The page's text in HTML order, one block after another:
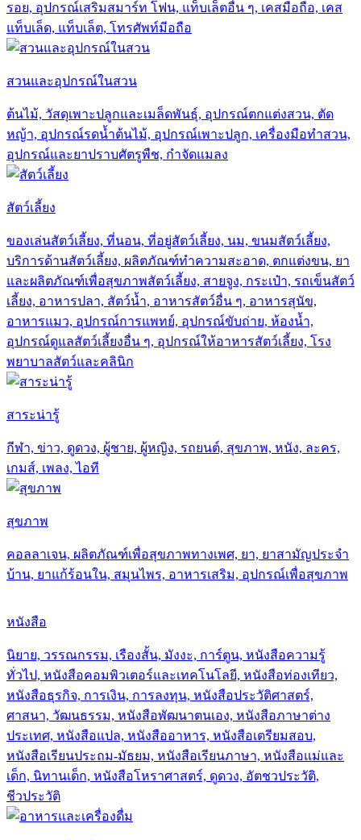
รอย, อุปกรณ์เสริมสมาร์ท โฟน, แท็บเล็ตอื่น ๆ, เคสมือถือ, เคส
แท็บเล็ด, แท็บเล็ต, โทรศัพท์มีอถือ
สวนและอุปกรณ์ในสวน
ต้นไม้, วัสดุเพาะปลูกและเมล็ดพันธุ์, อุปกรณ์ตกแต่งสวน, ตัด
หญ้า, อุปกรณ์รดน้ำต้นไม้, อุปกรณ์เพาะปลูก, เครื่องมือทำสวน,
อุปกรณ์และยาปราบศัตรูพืช, กำจัดแมลง
สัตว์เลี้ยง
ของเล่นสัตว์เลี้ยง, ที่นอน, ที่อยู่สัตว์เลี้ยง, นม, ขนมสัตว์เลี้ยง,
บริการด้านสัตว์เลี้ยง, ผลิตภัณฑ์ทำความสะอาด, ตกแต่งขน, ยา
และผลิตภัณฑ์เพื่อสุขภาพสัตว์เลี้ยง, สายจูง, กระเป๋า, รถเข็นสัตว์
เลี้ยง, อาหารปลา, สัตว์น้ำ, อาหารสัตว์อื่น ๆ, อาหารสุนัข,
อาหารแมว, อุปกรณ์การแพทย์, อุปกรณ์ขับถ่าย, ห้องน้ำ,
อุปกรณ์ดูแลสัตว์เลี้ยงอื่น ๆ, อุปกรณ์ให้อาหารสัตว์เลี้ยง, โรง
พยาบาลสัตว์และคลินิก
สาระน่ารู้
กีฬา, ข่าว, ดูดวง, ผู้ชาย, ผู้หญิง, รถยนต์, สุขภาพ, หนัง, ละคร,
เกมส์, เพลง, ไอที
สุขภาพ
คอลลาเจน, ผลิตภัณฑ์เพื่อสุขภาพทางเพศ, ยา, ยาสามัญประจำ
บ้าน, ยาแก้ร้อนใน, สมุนไพร, อาหารเสริม, อุปกรณ์เพื่อสุขภาพ
หนังสือ
นิยาย, วรรณกรรม, เรืองสั้น, มังงะ, การ์ตูน, หนังสือความรู้
ทั่วไป, หนังสือคอมพิวเตอร์และเทคโนโลยี, หนังสือท่องเทียว,
หนังสือธุรกิจ, การเงิน, การลงทุน, หนังสือประวัติศาสตร์,
ศาสนา, วัฒนธรรม, หนังสือพัฒนาตนเอง, หนังสือภาษาต่าง
ประเทศ, หนังสือแปล, หนังสืออาหาร, หนังสือเตรียมสอบ,
หนังสือเรียนประถม-มัธยม, หนังสือเรียนภาษา, หนังสือแม่และ
เด็ก, นิทานเด็ก, หนังสือโหราศาสตร์, ดูดวง, อัตชวประวัติ,
ชีวประวัติ